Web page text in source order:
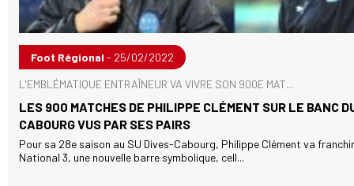
Foot Régional - 25/02/2022
L'EMBLÉMATIQUE ENTRAÎNEUR VA VIVRE SON 900E MAT...
LES 900 MATCHES DE PHILIPPE CLÉMENT SUR LE BANC
CABOURG VUS PAR SES PAIRS
Pour sa 28e saison au SU Dives-Cabourg, Philippe Clément va
National 3, une nouvelle barre symbolique, cell...